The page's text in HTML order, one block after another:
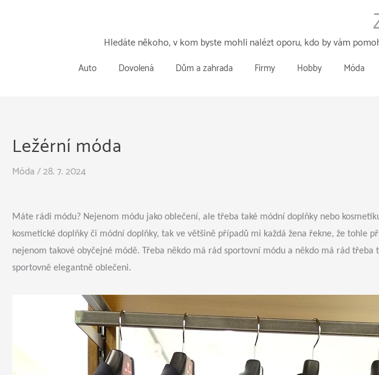
Hledáte někoho, v kom byste mohli nalézt oporu, kdo by vám
Auto Dovolená Dům a zahrada Firmy Hobby Móda
Ležérní móda
Móda/28. 7. 2024
Máte rádi módu? Nejenom módu jako oblečení, ale třeba také módní doplňky nebo
kosmetické doplňky či módní doplňky, tak ve většině případů mi každá žena řekne, že
nejenom takové obyčejné módě. Třeba někdo má rád sportovní módu a někdo má rád
sportovně elegantně oblečeni.